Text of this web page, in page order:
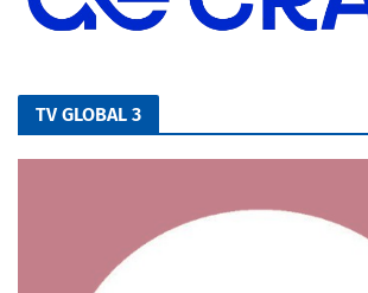
TV GLOBAL 3